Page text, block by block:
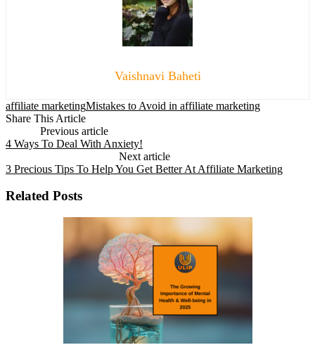
Vaishnavi Baheti
affiliate marketingMistakes to Avoid in affiliate marketing
Share This Article
Previous article
4 Ways To Deal With Anxiety!
Next article
3 Precious Tips To Help You Get Better At Affiliate Marketing
Related Posts